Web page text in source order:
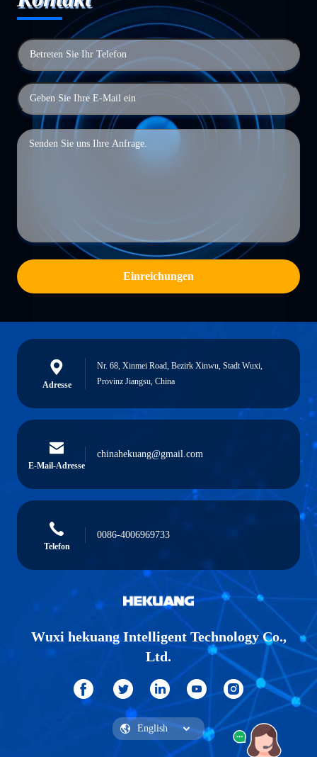
Einreichungen
Adresse
Nr. 68, Xinmei Road, Bezirk Xinwu, Stadt Wuxi,
Provinz Jiangsu, China
E-Mail-Adresse
chinahekuang@gmail.com
Telefon
0086-4006969733
Wuxi hekuang Intelligent Technology Co.,
Ltd.